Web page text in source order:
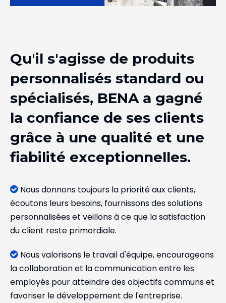
Qu'il s'agisse de produits
personnalisés standard ou
spécialisés, BENA a gagné
la confiance de ses clients
grâce à une qualité et une
fiabilité exceptionnelles.
 Nous donnons toujours la priorité aux clients,
écoutons leurs besoins, fournissons des solutions
personnalisées et veillons à ce que la satisfaction
du client reste primordiale.
 Nous valorisons le travail d'équipe, encourageons
la collaboration et la communication entre les
employés pour atteindre des objectifs communs et
favoriser le développement de l'entreprise.